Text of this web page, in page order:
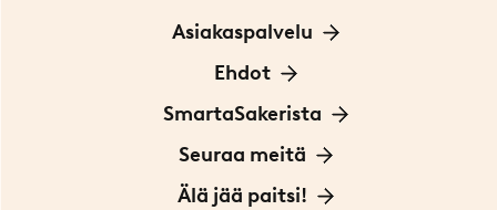
Asiakaspalvelu
Ota yhteyttä
Ehdot
Tietoa evästeistä
Yksityisyydensuoja
Sopimusehdot
SmartaSakerista
Meistä
Myymälä Tukholmassa
Seuraa meitä
Innovaattoriblogi
Älä jää paitsi!